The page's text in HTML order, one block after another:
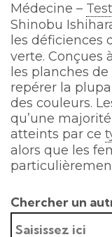
Médecine – Test
Shinobu
les déficiences
verte. Conçues
les planches
repérer la
des couleurs.
qu’une
atteints par ce
alors que les
Chercher un